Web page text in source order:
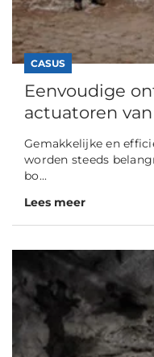
CASUS
Eenvoudige
actuatoren
Gemakkelijke en
worden steeds
bo...
Lees meer